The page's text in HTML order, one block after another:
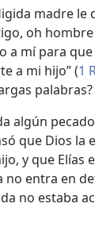
madre le
oh
a mí para
a mi hijo” (1
palabras?
algún
que Dios la
y que Elías
no entra en
no estaba